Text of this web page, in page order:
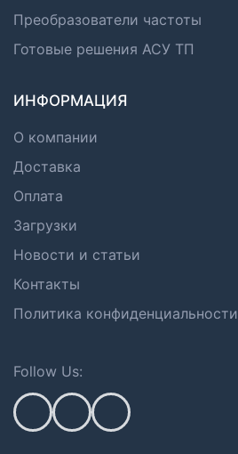
Преобразователи частоты
Готовые решения АСУ ТП
ИНФОРМАЦИЯ
О компании
Доставка
Оплата
Загрузки
Новости и статьи
Контакты
Политика конфиденциальности
Follow Us: